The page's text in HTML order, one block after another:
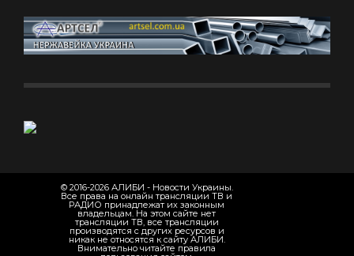
© 2016-2026 АЛИБИ - Новости Украины.
Все права на онлайн трансляции ТВ и
РАДИО принадлежат их законным
владельцам. На этом сайте нет
трансляции ТВ, все трансляции
производятся с других ресурсов и
никак не относятся к сайту АЛИБИ.
Внимательно читайте правила